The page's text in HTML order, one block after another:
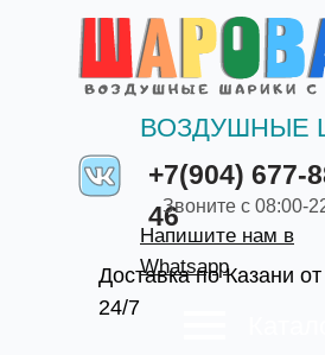
+7(904) 677-
46
ВОЗДУШНЫЕ
Доставка по Казани
24/7
Звоните с 08:00-
Напишите нам в
Whatsapp